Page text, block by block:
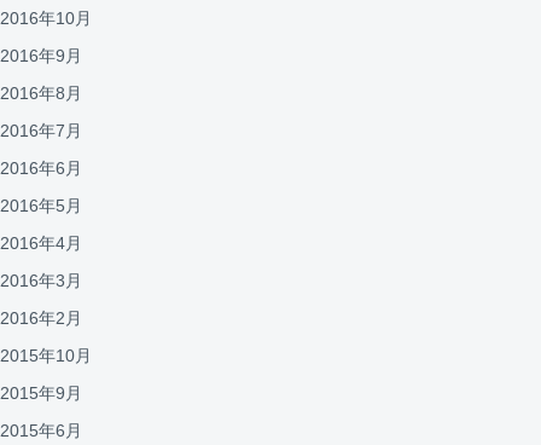
2016年10月
2016年9月
2016年8月
2016年7月
2016年6月
2016年5月
2016年4月
2016年3月
2016年2月
2015年10月
2015年9月
2015年6月